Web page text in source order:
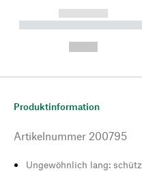
------------
----------- -----------
Produktinformation
Artikelnummer 200795
Ungewöhnlich lang: